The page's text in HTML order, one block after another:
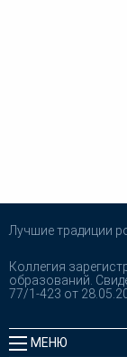
Лучшие традиции
Коллегия
образований.
77/1-423 от
МЕНЮ